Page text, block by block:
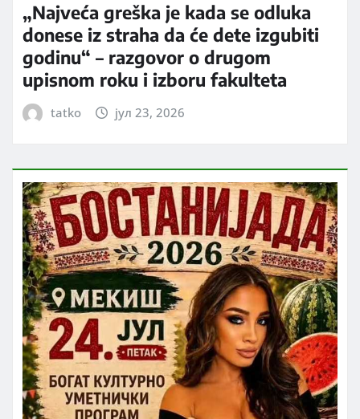
„Najveća greška je kada se odluka
donese iz straha da će dete izgubiti
godinu“ – razgovor o drugom
upisnom roku i izboru fakulteta
tatko јул 23, 2026